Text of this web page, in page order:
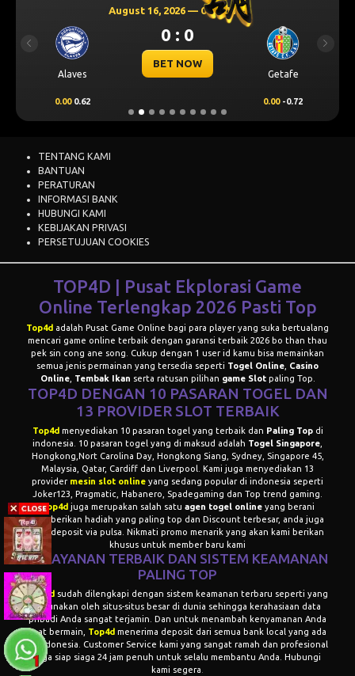
August 16, 2026 — 00:30 WIB
Alaves
0 : 0
BET NOW
Getafe
0.00 0.62 0.00 -0.72
Previous Next
TENTANG KAMI
BANTUAN
PERATURAN
INFORMASI BANK
HUBUNGI KAMI
KEBIJAKAN PRIVASI
PERSETUJUAN COOKIES
TOP4D | Pusat Ekplorasi Game
Online Terlengkap 2026 Pasti Top
Top4d adalah Pusat Game Online bagi para player yang suka bertualang
mencari game online terbaik dengan garansi terbaik 2026 bo than thau
pek sin cong ane song. Cukup dengan 1 user id kamu bisa memainkan
semua jenis permainan yang tersedia seperti Togel Online Casino
Online, Tembak Ikan serta ratusan pilihan game Slotpaling Top.
TOP4D DENGAN 10 PASARAN TOGEL DAN
13 PROVIDERSLOT TERBAIK
Top4dmenyediakan 10 pasaran togel yang terbaik dan Paling Topdi
indonesia. 10 pasaran togel yang di maksud adalah Togel Singapore
Hongkong,Nort Carolina Day, Hongkong Siang, Sydney, Singapore 45,
Malaysia, Qatar, Cardiff dan Liverpool. Kami juga menyediakan 13
provider mesin slot online yang sedang popular di indonesia seperti
Joker123, Pragmatic, Habanero, Spadegaming dan Top trend gaming.
Top4djuga merupakan salah satu agen togel onlineyang berani
memberikan hadiah yang paling top dan Discount terbesar, anda juga
bisa deposit via pulsa. Nikmati promo menarik yang akan kami berikan
khusus untuk member baru kami
PELAYANAN TERBAIK DAN SISTEM KEAMANAN
PALING TOP
Top4d sudah dilengkapi dengan sistem keamanan terbaru seperti yang
digunakan oleh situs-situs besar di dunia sehingga kerahasiaan data
pribadi Anda sangat terjamin. Dan untuk menambah kenyamanan Anda
saat bermain,
Top4dmenerima deposit dari semua bank local yang ada
di Indonesia. Customer Service kami yang sangat ramah dan profesional
juga siap siaga 24 jam penuh untuk selalu membantu Anda. Hubungi
kami segera